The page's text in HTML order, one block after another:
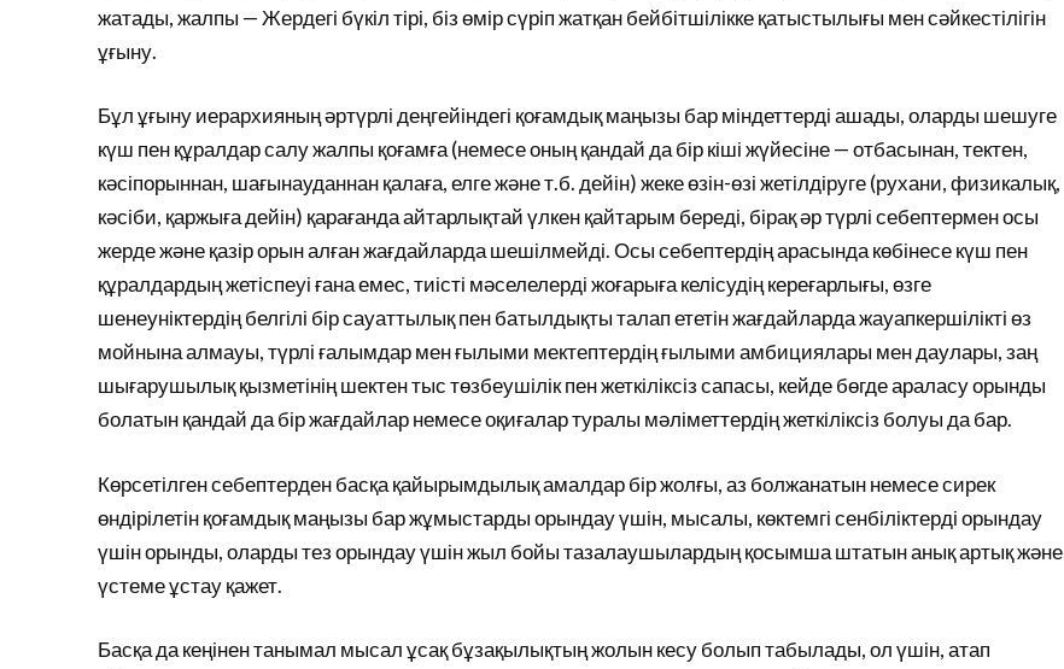
жатады, жалпы — Жердегі бүкіл тірі, біз өмір сүріп жатқан бейбітшілікке қатыстылығы мен сәйкестілігін
ұғыну.
Бұл ұғыну иерархияның әртүрлі деңгейіндегі қоғамдық маңызы бар міндеттерді ашады, оларды шешуге
күш пен құралдар салу жалпы қоғамға (немесе оның қандай да бір кіші жүйесіне — отбасынан, тектен,
кәсіпорыннан, шағынауданнан қалаға, елге және т.б. дейін) жеке өзін-өзі жетілдіруге (рухани, физикалық,
кәсіби, қаржыға дейін) қарағанда айтарлықтай үлкен қайтарым береді, бірақ әр түрлі себептермен осы
жерде және қазір орын алған жағдайларда шешілмейді. Осы себептердің арасында көбінесе күш пен
құралдардың жетіспеуі ғана емес, тиісті мәселелерді жоғарыға келісудің кереғарлығы, өзге
шенеуніктердің белгілі бір сауаттылық пен батылдықты талап ететін жағдайларда жауапкершілікті өз
мойнына алмауы, түрлі ғалымдар мен ғылыми мектептердің ғылыми амбициялары мен даулары, заң
шығарушылық қызметінің шектен тыс төзбеушілік пен жеткіліксіз сапасы, кейде бөгде араласу орынды
болатын қандай да бір жағдайлар немесе оқиғалар туралы мәліметтердің жеткіліксіз болуы да бар.
Көрсетілген себептерден басқа қайырымдылық амалдар бір жолғы, аз болжанатын немесе сирек
өндірілетін қоғамдық маңызы бар жұмыстарды орындау үшін, мысалы, көктемгі сенбіліктерді орындау
үшін орынды, оларды тез орындау үшін жыл бойы тазалаушылардың қосымша штатын анық артық және
үстеме ұстау қажет.
Басқа да кеңінен танымал мысал ұсақ бұзақылықтың жолын кесу болып табылады, ол үшін, атап